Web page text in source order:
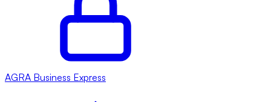
AGRA Business Express